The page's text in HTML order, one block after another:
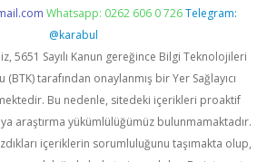
Whatsapp: 0262 606 0 726 Telegram:
@karabul
5651 Sayılı Kanun gereğince Bilgi Teknolojileri
tarafından onaylanmış bir Yer Sağlayıcı
Bu nedenle, sitedeki içerikleri proaktif
araştırma yükümlülüğümüz bulunmamaktadır.
içeriklerin sorumluluğunu taşımakta olup,